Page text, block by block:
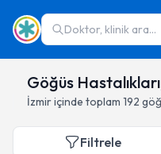
Doktor, klinik ara...
Göğüs
İzmiriçinde toplam 192
Filtrele